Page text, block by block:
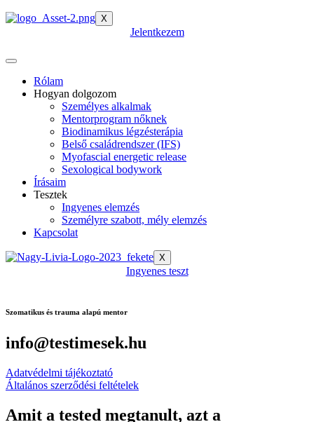
X
Jelentkezem
Rólam
Hogyan dolgozom
Személyes alkalmak
Mentorprogram nőknek
Biodinamikus légzésterápia
Belső családrendszer (IFS)
Myofascial energetic release
Sexological bodywork
Írásaim
Tesztek
Ingyenes elemzés
Személyre szabott, mély elemzés
Kapcsolat
X
Ingyenes teszt
Szomatikus és trauma alapú mentor
info@testimesek.hu
Adatvédelmi tájékoztató
Általános szerződési feltételek
Amit a tested megtanult, azt a